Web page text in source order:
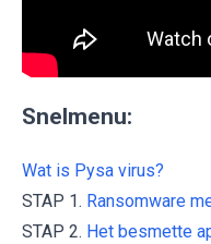
Snelmenu:
Wat is Pysa virus?
STAP 1. Ransomware
STAP 2. Het besmette